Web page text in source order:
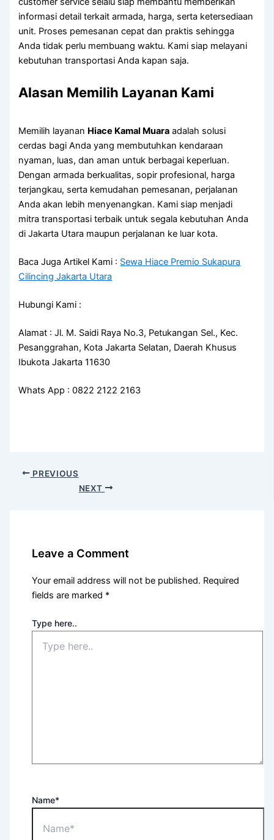
informasi detail terkait armada, harga, serta ketersediaan
unit. Proses pemesanan cepat dan praktis sehingga
Anda tidak perlu membuang waktu. Kami siap melayani
kebutuhan transportasi Anda kapan saja.
Alasan Memilih Layanan Kami
Memilih layanan Hiace Kamal Muara adalah solusi
cerdas bagi Anda yang membutuhkan kendaraan
nyaman, luas, dan aman untuk berbagai keperluan.
Dengan armada berkualitas, sopir profesional, harga
terjangkau, serta kemudahan pemesanan, perjalanan
Anda akan lebih menyenangkan. Kami siap menjadi
mitra transportasi terbaik untuk segala kebutuhan Anda
di Jakarta Utara maupun perjalanan ke luar kota.
Baca Juga Artikel Kami : Sewa Hiace Premio Sukapura
Cilincing Jakarta Utara
Hubungi Kami :
Alamat : Jl. M. Saidi Raya No.3, Petukangan Sel., Kec.
Pesanggrahan, Kota Jakarta Selatan, Daerah Khusus
Ibukota Jakarta 11630
Whats App : 0822 2122 2163
PREVIOUS
NEXT
Leave a Comment
Your email address will not be published. Required
fields are marked *
Type here..
Name*